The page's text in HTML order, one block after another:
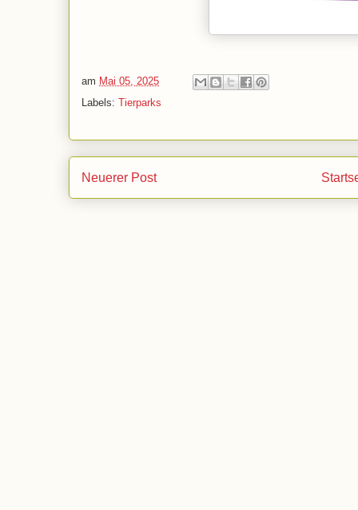
am Mai 05, 2025
Labels: Tierparks
Neuerer Post